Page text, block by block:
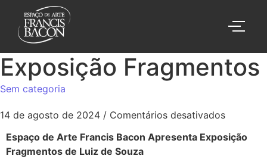
Exposição Fragmentos
Sem categoria
14 de agosto de 2024 / Comentários desativados
Espaço de Arte Francis Bacon Apresenta Exposição
Fragmentos de Luiz de Souza